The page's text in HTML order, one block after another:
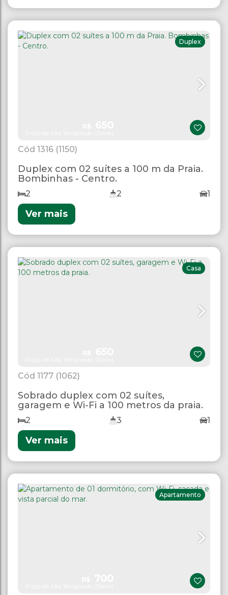
1316 (1150)
Duplex
Duplex com 02 suítes a 100 m da Praia.
Bombinhas - Centro.
2 2 1
Ver mais
1177 (1062)
Casa
Sobrado duplex com 02 suítes,
garagem e Wi-Fi a 100 metros da praia.
2 3 1
Ver mais
Apartamento